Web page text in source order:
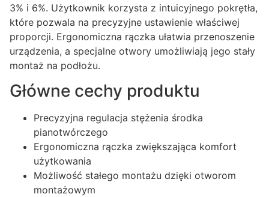
3% i 6%. Użytkownik korzysta z intuicyjnego pokrętła,
które pozwala na precyzyjne ustawienie właściwej
proporcji. Ergonomiczna rączka ułatwia przenoszenie
urządzenia, a specjalne otwory umożliwiają jego stały
montaż na podłożu.
Główne cechy produktu
Precyzyjna regulacja stężenia środka
pianotwórczego
Ergonomiczna rączka zwiększająca komfort
użytkowania
Możliwość stałego montażu dzięki otworom
montażowym